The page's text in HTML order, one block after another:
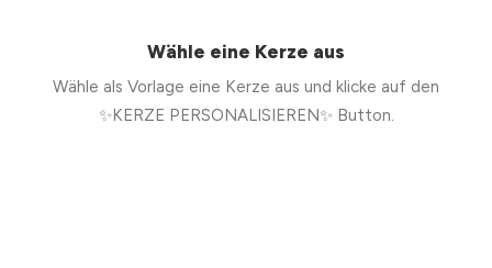
Wähle eine Kerze aus
Wähle als Vorlage eine Kerze aus und klicke auf den
✨KERZE PERSONALISIEREN✨ Button.